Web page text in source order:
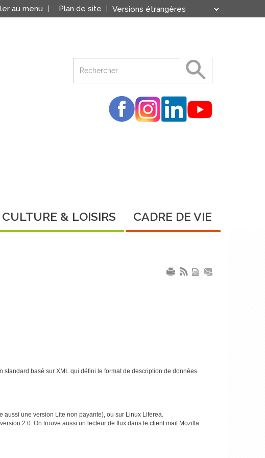
au menu Plan de site
CULTURE & LOISIRS CADRE DE VIE
basé sur XML qui défini le format de description de données
aussi une version Lite non payante), ou sur Linux Liferea.
2.0. On trouve aussi un lecteur de flux dans le client mail Mozilla